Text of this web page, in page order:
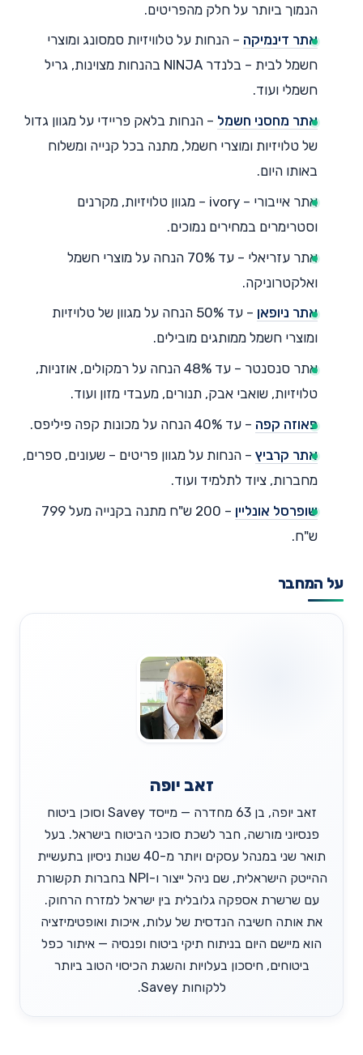
הנמוך ביותר על חלק מהפריטים.
אתר דינמיקה – הנחות על טלוויזיות סמסונג ומוצרי
חשמל לבית – בלנדר NINJA בהנחות מצוינות, גריל
חשמלי ועוד.
אתר מחסני חשמל – הנחות בלאק פריידי על מגוון גדול
של טלויזיות ומוצרי חשמל, מתנה בכל קנייה ומשלוח
באותו היום.
אתר אייבורי – ivory – מגוון טלויזיות, מקרנים
וסטרימרים במחירים נמוכים.
אתר עזריאלי – עד 70% הנחה על מוצרי חשמל
ואלקטרוניקה.
אתר ניופאן
– עד 50% הנחה על מגוון של טלויזיות
ומוצרי חשמל ממותגים מובילים.
אתר סנסנטר
– עד 48% הנחה על רמקולים, אוזניות,
טלויזיות, שואבי אבק, תנורים, מעבדי מזון ועוד.
פאוזה קפה – עד 40% הנחה על מכונות קפה פיליפס.
אתר קרביץ – הנחות על מגוון פריטים – שעונים, ספרים,
מחברות, ציוד לתלמיד ועוד.
שופרסל אונליין
– 200 ש"ח מתנה בקנייה מעל 799
ש"ח.
על המחבר
זאב יופה
זאב יופה, בן 63 מחדרה — מייסד Savey וסוכן ביטוח
פנסיוני מורשה, חבר לשכת סוכני הביטוח בישראל. בעל
תואר שני במנהל עסקים ויותר מ-40 שנות ניסיון בתעשיית
ההייטק הישראלית, שם ניהל ייצור ו-NPI בחברות תקשורת
עם שרשרת אספקה גלובלית בין ישראל למזרח הרחוק.
את אותה חשיבה הנדסית של עלות, איכות ואופטימיזציה
הוא מיישם היום בניתוח תיקי ביטוח ופנסיה — איתור כפל
ביטוחים, חיסכון בעלויות והשגת הכיסוי הטוב ביותר
ללקוחות Savey.